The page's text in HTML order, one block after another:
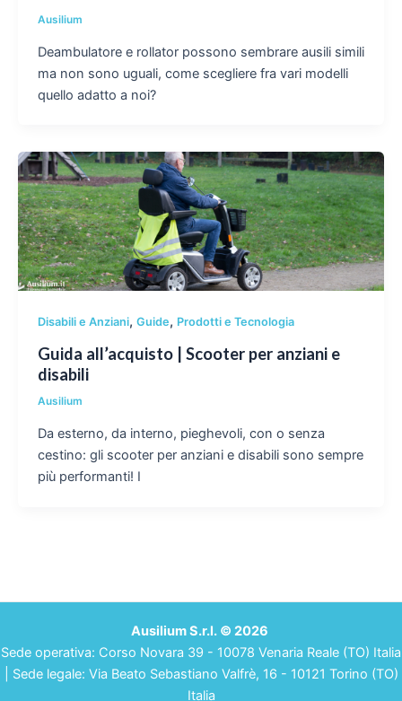
Ausilium
Deambulatore e rollator possono sembrare ausili simili
ma non sono uguali, come scegliere fra vari modelli
quello adatto a noi?
Disabili e Anziani, Guide, Prodotti e Tecnologia
Guida all’acquisto | Scooter per anziani e
disabili
Ausilium
Da esterno, da interno, pieghevoli, con o senza
cestino: gli scooter per anziani e disabili sono sempre
più performanti! I
Ausilium S.r.l. © 2026
Sede operativa: Corso Novara 39 - 10078 Venaria Reale (TO) Italia
| Sede legale: Via Beato Sebastiano Valfrè, 16 - 10121 Torino (TO)
Italia